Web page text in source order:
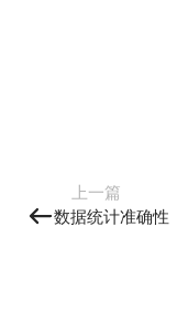
上一篇
数据统计准确性